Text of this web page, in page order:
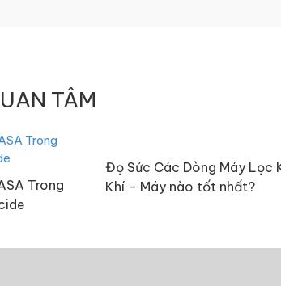
TÂM
Trong
Đọ Sức Các Dòng Máy Lọc
Khí – Máy nào tốt nhất?